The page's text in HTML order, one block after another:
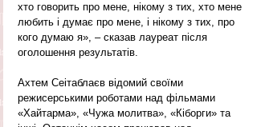
хто говорить про мене, нікому з тих, хто мене
любить і думає про мене, і нікому з тих, про
кого думаю я», – сказав лауреат після
оголошення результатів.
Ахтем Сеітаблаєв відомий своїми
режисерськими роботами над фільмами
«Хайтарма», «Чужа молитва», «Кіборги» та